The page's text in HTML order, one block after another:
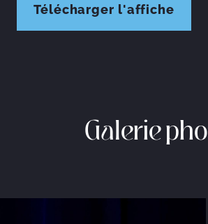
Télécharger l'affiche
Galerie